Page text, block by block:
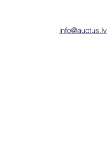
info@auctus.lv